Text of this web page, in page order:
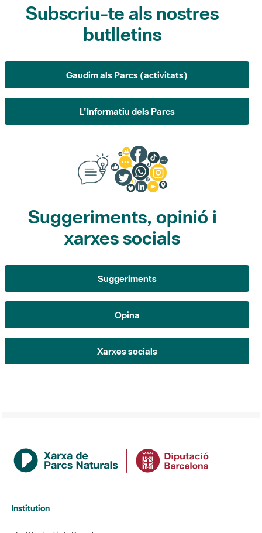
Subscriu-te als nostres
butlletins
Gaudim als Parcs (activitats)
L'Informatiu dels Parcs
Suggeriments, opinió i
xarxes socials
Suggeriments
Opina
Xarxes socials
Institution